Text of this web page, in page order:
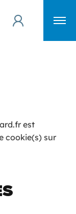
est
cookie(s) sur